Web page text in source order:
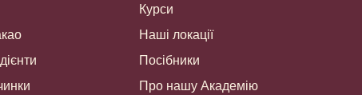
Курси
Наші локації
Посібники
Про нашу Академію